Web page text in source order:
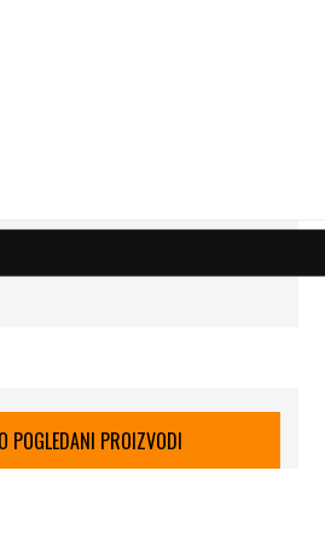
POGLEDANI PROIZVODI